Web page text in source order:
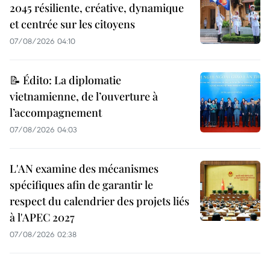
2045 résiliente, créative, dynamique
et centrée sur les citoyens
07/08/2026 04:10
📝 Édito: La diplomatie
vietnamienne, de l’ouverture à
l’accompagnement
07/08/2026 04:03
L'AN examine des mécanismes
spécifiques afin de garantir le
respect du calendrier des projets liés
à l'APEC 2027
07/08/2026 02:38